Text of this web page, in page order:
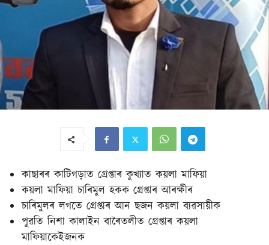
কাছাৰৰ কাটিগড়াত গ্ৰেপ্তাৰ কুখ্যাত কয়লা মাফিয়া
কয়লা মাফিয়া চাৰিমুল হকক গ্ৰেপ্তাৰ আৰক্ষীৰ
চাৰিমুলৰ লগতে গ্ৰেপ্তাৰ আন ছজন কয়লা ব্যৱসায়ীক
পুৱতি নিশা কালাইন বাৰৈতলীত গ্ৰেপ্তাৰ কয়লা
মাফিয়াকেইজনক